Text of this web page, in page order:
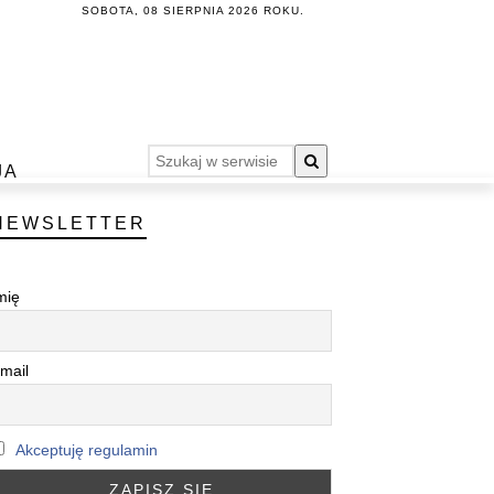
SOBOTA, 08 SIERPNIA 2026 ROKU.
Akceptuję regulamin